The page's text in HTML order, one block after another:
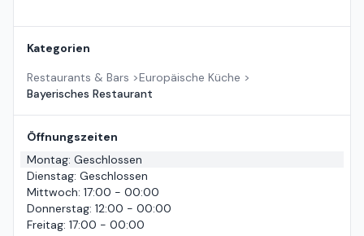
Kategorien
Restaurants & Bars >Europäische Küche >
Bayerisches Restaurant
Öffnungszeiten
Montag: Geschlossen
Dienstag: Geschlossen
Mittwoch: 17:00 - 00:00
Donnerstag: 12:00 - 00:00
Freitag: 17:00 - 00:00